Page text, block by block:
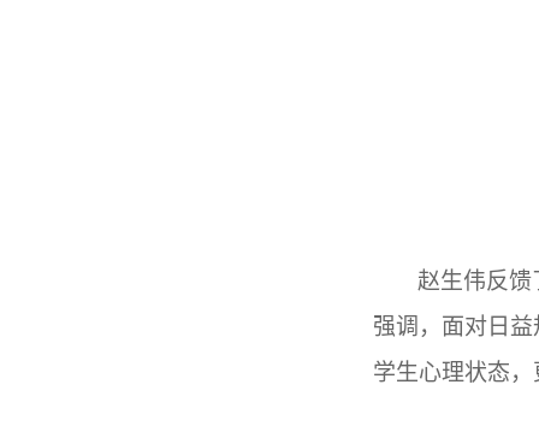
赵生伟反
强调，面对日
学生心理状态